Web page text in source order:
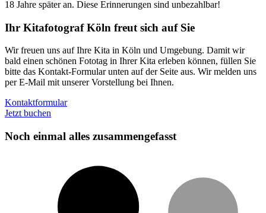
18 Jahre später an. Diese Erinnerungen sind unbezahlbar!
Ihr Kitafotograf Köln freut sich auf Sie
Wir freuen uns auf Ihre Kita in Köln und Umgebung. Damit wir
bald einen schönen Fototag in Ihrer Kita erleben können, füllen Sie
bitte das Kontakt-Formular unten auf der Seite aus. Wir melden uns
per E-Mail mit unserer Vorstellung bei Ihnen.
Kontaktformular
Jetzt buchen
Noch einmal alles zusammengefasst